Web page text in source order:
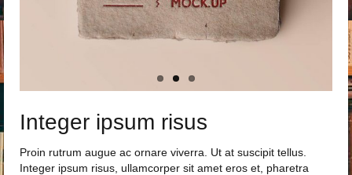
Integer ipsum risus
Proin rutrum augue ac ornare viverra. Ut at suscipit tellus.
Integer ipsum risus, ullamcorper sit amet eros et, pharetra